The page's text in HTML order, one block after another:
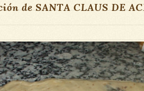
de SANTA CLAUS DE